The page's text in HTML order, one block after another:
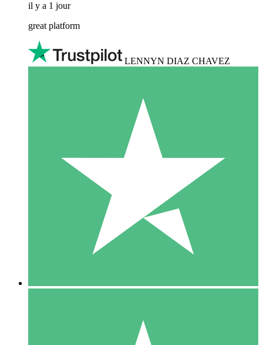
il y a 1 jour
great platform
LENNYN DIAZ CHAVEZ